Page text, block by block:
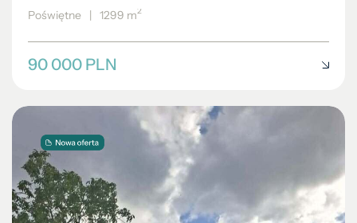
Poświętne | 1299 m2
90 000 PLN